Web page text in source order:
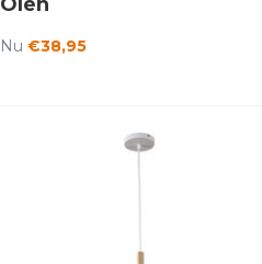
Nu €38,95